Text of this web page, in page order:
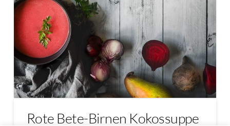
Rote Bete-Birnen Kokossuppe